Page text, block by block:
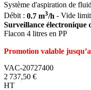
Système d'aspiration de
Débit : 0.7 m3/h - Vide
Surveillance électronique
Flacon 4 litres en PP
Promotion valable
VAC-20727400
2 737,50 €
HT